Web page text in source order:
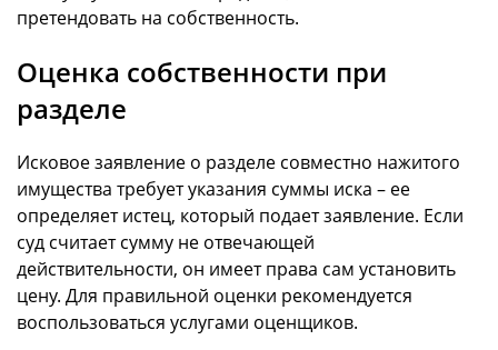
претендовать на собственность.
Оценка собственности при
разделе
Исковое заявление о разделе совместно нажитого
имущества требует указания суммы иска – ее
определяет истец, который подает заявление. Если
суд считает сумму не отвечающей
действительности, он имеет права сам установить
цену. Для правильной оценки рекомендуется
воспользоваться услугами оценщиков.